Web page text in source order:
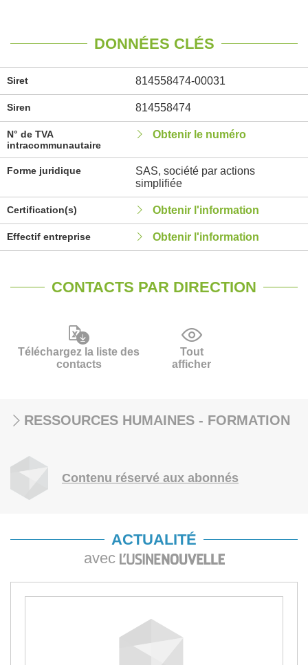
DONNÉES CLÉS
Siret 814558474-00031
Siren 814558474
N° de TVA
intracommunautaire
Obtenir le numéro
Forme juridique
SAS, société par actions
simplifiée
Certification(s) Obtenir l'information
Effectif entreprise Obtenir l'information
CONTACTS PAR DIRECTION
Téléchargez la liste des
contacts
Tout
afficher
RESSOURCES HUMAINES - FORMATION
Contenu réservé aux abonnés
ACTUALITÉ
avec